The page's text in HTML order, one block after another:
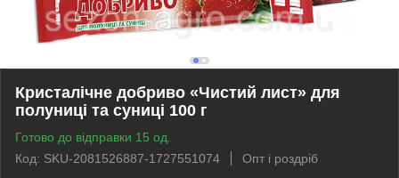
Кристалічне добриво «Чистий лист» для
полуниці та суниці 100 г
Готово до відправки 15 од.
Код: SKU-2081526887-1727551074
Опт і роздріб